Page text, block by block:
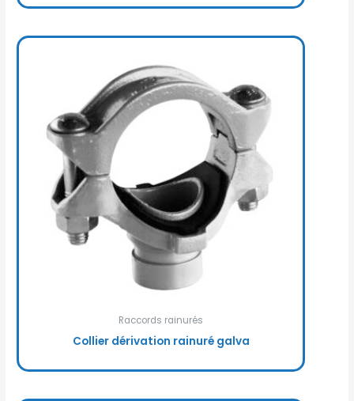
Raccords rainurés
Collier dérivation rainuré galva